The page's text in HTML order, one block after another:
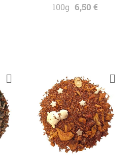
100g 6,50 €